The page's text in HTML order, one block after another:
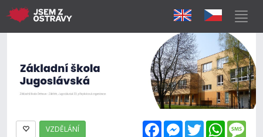
FacebookMessenger
Twitter
VZDĚLÁNÍ